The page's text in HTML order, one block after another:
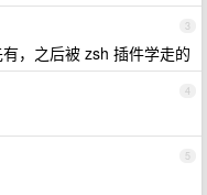
3
，之后被 zsh 插件学走的
4
5